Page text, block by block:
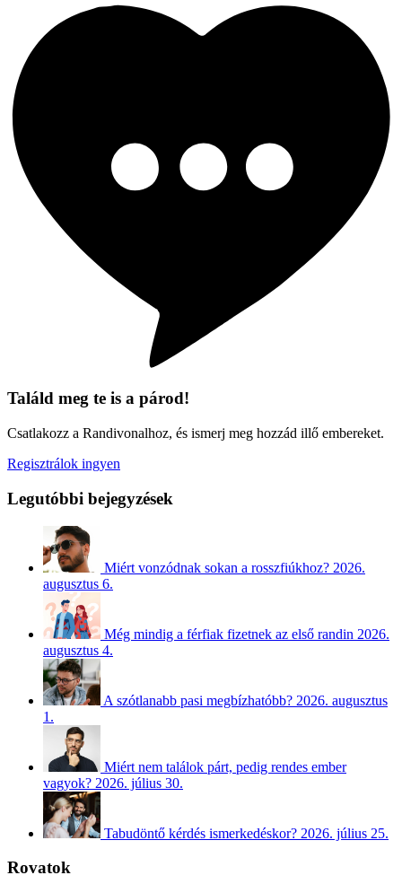
Találd meg te is a párod!
Csatlakozz a Randivonalhoz, és ismerj meg hozzád illő embereket.
Regisztrálok ingyen
Legutóbbi bejegyzések
Miért vonzódnak sokan a rosszfiúkhoz? 2026.
augusztus 6.
Még mindig a férfiak fizetnek az első randin 2026.
augusztus 4.
A szótlanabb pasi megbízhatóbb? 2026. augusztus
1.
Miért nem találok párt, pedig rendes ember
vagyok? 2026. július 30.
Tabudöntő kérdés ismerkedéskor? 2026. július 25.
Rovatok